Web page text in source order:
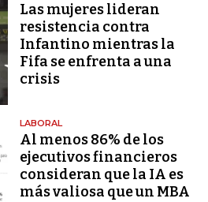
Las mujeres lideran
resistencia contra
Infantino mientras la
Fifa se enfrenta a una
crisis
LABORAL
Al menos 86% de los
ejecutivos financieros
consideran que la IA es
más valiosa que un MBA